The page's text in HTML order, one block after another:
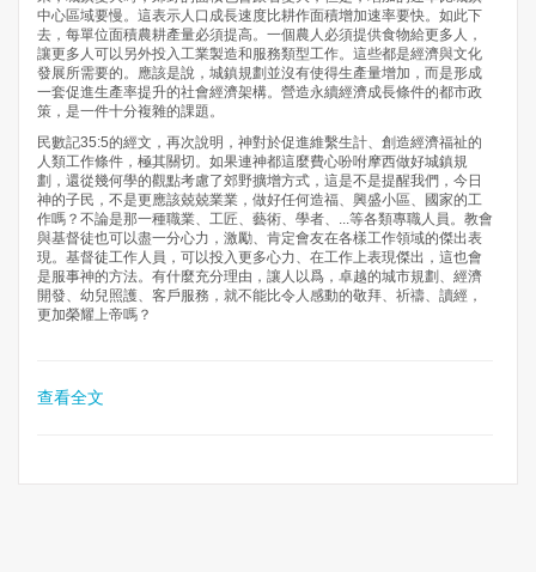
中心區域要慢。這表示人口成長速度比耕作面積增加速率要快。如此下
去，每單位面積農耕產量必須提高。一個農人必須提供食物給更多人，
讓更多人可以另外投入工業製造和服務類型工作。這些都是經濟與文化
發展所需要的。應該是說，城鎮規劃並沒有使得生產量增加，而是形成
一套促進生產率提升的社會經濟架構。營造永續經濟成長條件的都市政
策，是一件十分複雜的課題。
民數記35:5的經文，再次說明，神對於促進維繫生計、創造經濟福祉的
人類工作條件，極其關切。如果連神都這麼費心吩咐摩西做好城鎮規
劃，還從幾何學的觀點考慮了郊野擴增方式，這是不是提醒我們，今日
神的子民，不是更應該兢兢業業，做好任何造福、興盛小區、國家的工
作嗎？不論是那一種職業、工匠、藝術、學者、...等各類專職人員。教會
與基督徒也可以盡一分心力，激勵、肯定會友在各樣工作領域的傑出表
現。基督徒工作人員，可以投入更多心力、在工作上表現傑出，這也會
是服事神的方法。有什麼充分理由，讓人以爲，卓越的城市規劃、經濟
開發、幼兒照護、客戶服務，就不能比令人感動的敬拜、祈禱、讀經，
更加榮耀上帝嗎？
查看全文